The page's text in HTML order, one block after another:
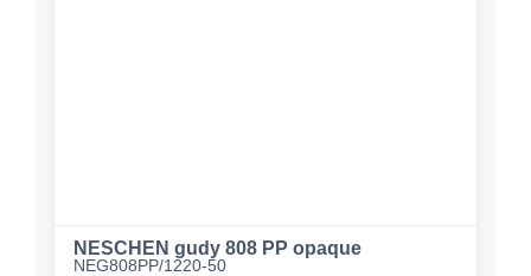
NESCHEN gudy 808 PP opaque
NEG808PP/1220-50